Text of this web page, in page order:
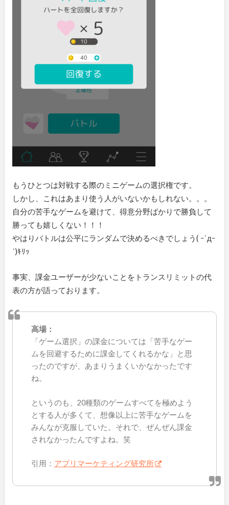
もうひとつは対戦する際のミニゲームの選択権です。
しかし、これはあまり使う人がいないかもしれない。。。
自分の苦手なゲームを避けて、得意分野ばかりで勝負して
勝っても嬉しくない！！！
やはりバトルは公平にランダムで決めるべきでしょう( ｰ`дｰ
´)ｷﾘｯ
事実、課金ユーザーが少ないことをトランスリミットの代
表の方が語っております。
高場：
「ゲーム選択」の課金については「苦手なゲー
ムを回避するために課金してくれるかな」と思
ったのですが、あまりうまくいかなかったです
ね。
というのも、20種類のゲームすべてを極めよう
とする人が多くて、想像以上に苦手なゲームを
みんなが克服していた。それで、ぜんぜん課金
されなかったんですよね。笑
引用： アプリマーケティング研究所